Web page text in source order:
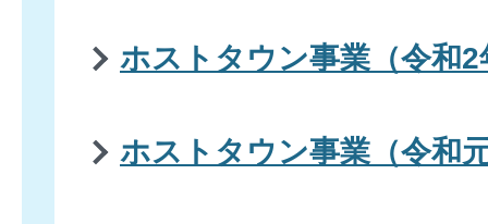
ホストタウン事業（令和2
ホストタウン事業（令和